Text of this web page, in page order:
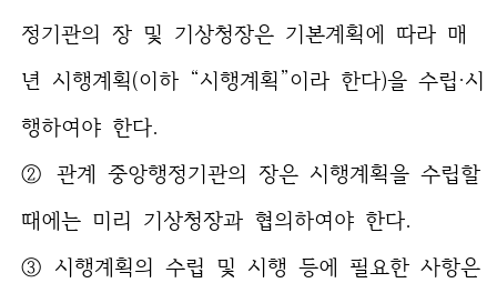
정기관의 장 및 기상청장은 기본계획에 따라 매
년 시행계획(이하 “시행계획”이라 한다)을 수립·시
행하여야 한다.
② 관계 중앙행정기관의 장은 시행계획을 수립할
때에는 미리 기상청장과 협의하여야 한다.
③ 시행계획의 수립 및 시행 등에 필요한 사항은